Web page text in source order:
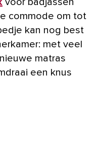
commode om tot
kan nog best
met veel
matras
een knus